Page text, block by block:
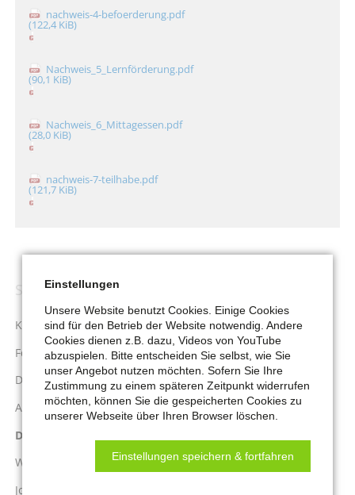
nachweis-4-befoerderung.pdf
(122,4 KiB)
Nachweis_5_Lernförderung.pdf
(90,1 KiB)
Nachweis_6_Mittagessen.pdf
(28,0 KiB)
nachweis-7-teilhabe.pdf
(121,7 KiB)
Navigation
überspringen
SERVICE
Kontakt
Feedback / Beschwerden
Datenschutz
Aktuelle Weisungen
Download-Center
Wichtige Adressen
Jobcenter.digital
Einstellungen
Unsere Website benutzt Cookies. Einige Cookies
sind für den Betrieb der Website notwendig. Andere
Cookies dienen z.B. dazu, Videos von YouTube
abzuspielen. Bitte entscheiden Sie selbst, wie Sie
unser Angebot nutzen möchten. Sofern Sie Ihre
Zustimmung zu einem späteren Zeitpunkt widerrufen
möchten, können Sie die gespeicherten Cookies zu
unserer Webseite über Ihren Browser löschen.
Einstellungen speichern & fortfahren